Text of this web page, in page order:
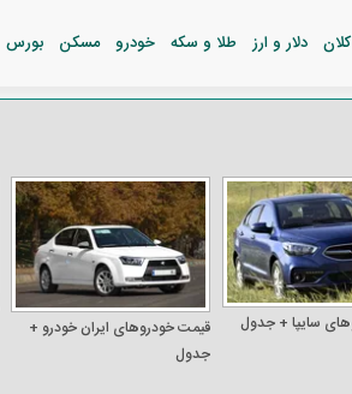
دلار و ارز طلا و سکه خودرو مسکن بورس
سایپا + جدول
قیمت خودرو‌های ایران خودرو +
جدول